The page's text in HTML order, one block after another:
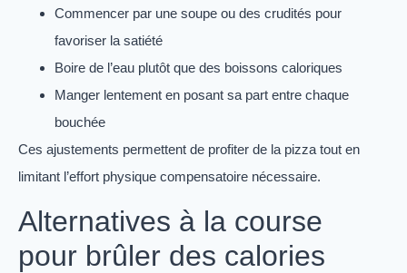
Commencer par une soupe ou des crudités pour
favoriser la satiété
Boire de l’eau plutôt que des boissons caloriques
Manger lentement en posant sa part entre chaque
bouchée
Ces ajustements permettent de profiter de la pizza tout en
limitant l’effort physique compensatoire nécessaire.
Alternatives à la course
pour brûler des calories